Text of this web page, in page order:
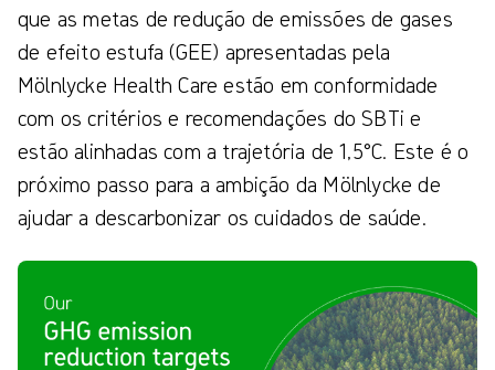
que as metas de redução de emissões de gases
de efeito estufa (GEE) apresentadas pela
Mölnlycke Health Care estão em conformidade
com os critérios e recomendações do SBTi e
estão alinhadas com a trajetória de 1,5°C. Este é o
próximo passo para a ambição da Mölnlycke de
ajudar a descarbonizar os cuidados de saúde.